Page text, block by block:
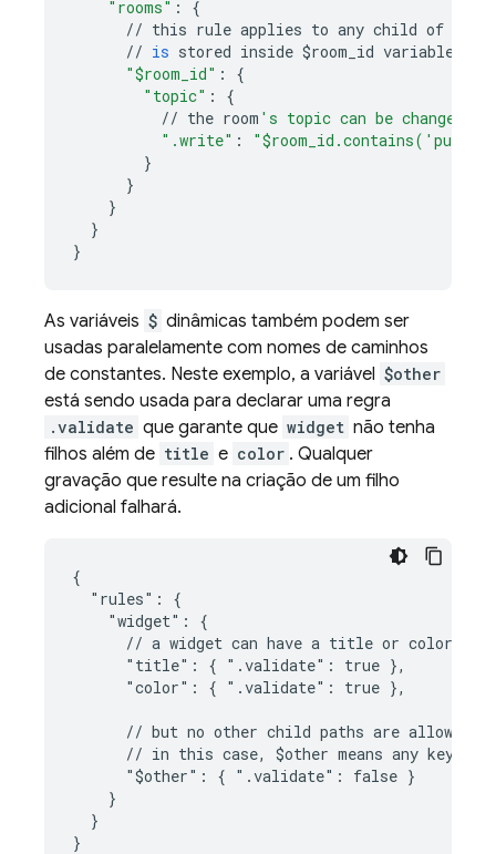
"rooms" :
{
// this rule applies to any child of
// is stored inside $room_id variable
"$room_id" :
{
"topic" :
{
// the room 's topic can be changed
".write" :
}
}
}
}
}
As variáveis $ dinâmicas também podem ser
usadas paralelamente com nomes de caminhos
de constantes. Neste exemplo, a variável $other
está sendo usada para declarar uma regra
.validate que garante que widget não tenha
filhos além de title e color . Qualquer
gravação que resulte na criação de um filho
adicional falhará.
{
  "rules": {
    "widget": {
// a widget can have a title or color
      "title": { ".validate": true },
      "color": { ".validate": true },
      // but no other child paths are allowed
// in this case, $other means any key
      "$other": { ".validate": false }
    }
  }
}